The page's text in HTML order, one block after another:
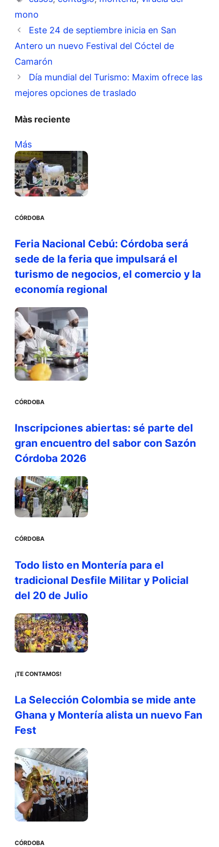
mono
Este 24 de septiembre inicia en San
Antero un nuevo Festival del Cóctel de
Camarón
Día mundial del Turismo: Maxim ofrece las
mejores opciones de traslado
Màs reciente
Más
CÓRDOBA
Feria Nacional Cebú: Córdoba será
sede de la feria que impulsará el
turismo de negocios, el comercio y la
economía regional
CÓRDOBA
Inscripciones abiertas: sé parte del
gran encuentro del sabor con Sazón
Córdoba 2026
CÓRDOBA
Todo listo en Montería para el
tradicional Desfile Militar y Policial
del 20 de Julio
¡TE CONTAMOS!
La Selección Colombia se mide ante
Ghana y Montería alista un nuevo Fan
Fest
CÓRDOBA